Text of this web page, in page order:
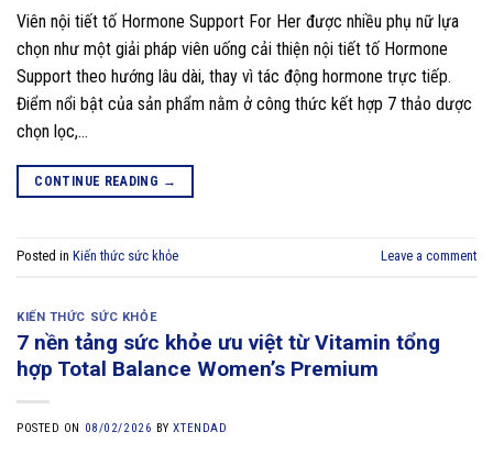
Viên nội tiết tố Hormone Support For Her được nhiều phụ nữ lựa
chọn như một giải pháp viên uống cải thiện nội tiết tố Hormone
Support theo hướng lâu dài, thay vì tác động hormone trực tiếp.
Điểm nổi bật của sản phẩm nằm ở công thức kết hợp 7 thảo dược
chọn lọc,…
CONTINUE READING →
Posted in Kiến thức sức khỏe Leave a comment
KIẾN THỨC SỨC KHỎE
7 nền tảng sức khỏe ưu việt từ Vitamin tổng
hợp Total Balance Women’s Premium
POSTED ON 08/02/2026 BYXTENDAD